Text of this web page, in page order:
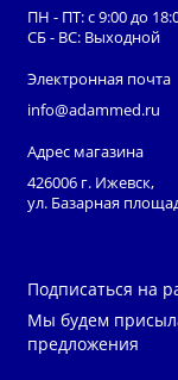
ПН - ПТ: с 9:00 до
СБ - ВС: Выходной
Электронная почта
info@adammed.ru
Адрес магазина
426006 г. Ижевск,
ул. Базарная
Подписаться на
Мы будем
предложения